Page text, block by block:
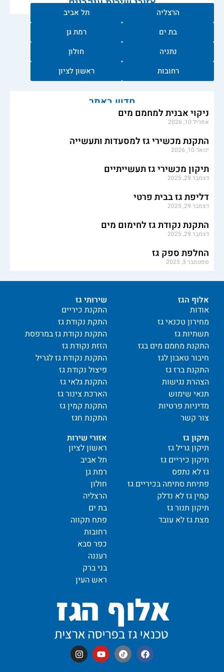
הרצליה
בת ים
נתניה
רחובות
תל אביב
רמת גן
חולון
ראשון לציון
חדש באתר
ניקוי אבנית למחמם מים
אפריל 10, 2026
התקנת מכשירי גז למסעדות ותעשייה
ינואר 10, 2026
תיקון מכשירי גז תעשייתיים
דצמבר 29, 2025
דליפת גז בבית פרטי
דצמבר 29, 2025
התקנת נקודת גז לחימום מים
דצמבר 29, 2025
החלפת ספק גז
ספטמבר 3, 2025
אלוף הגז
אודות
מחירון טכנאי גז
תשתיות גז
התקנת מחמם מים בגז
חיבור טאבון לגז
התקנת ברז גז
הצהרת נגישות
תנאי שימוש
מדיניות פרטיות
צור קשר
שירותי גז
התקנת כיריים
התקת נקודת גז
התקנת נקודת גז במרפסת
הזזת נקודת גז
התקנת נקודת גז לגריל
פיצול נקודת גז
התקנת גלאי גז
הארכת צינור גז
התקנת קמין גז
התקנת חגז
תיקון גז
תיקון גריל גז
תיקון כיריים גז
גז לא נתפס
פתיחת סתימה בכיריים גז
קמין גז לא נדלק
תיקון תנור גז
מצת גז לא עובד
אזורי שירות
ראשון לציון
תל אביב
רמת גן
חולון
הרצליה
בת ים
פתח תקווה
רחובות
כפר סבא
רעננה
בני ברק
ראש העין